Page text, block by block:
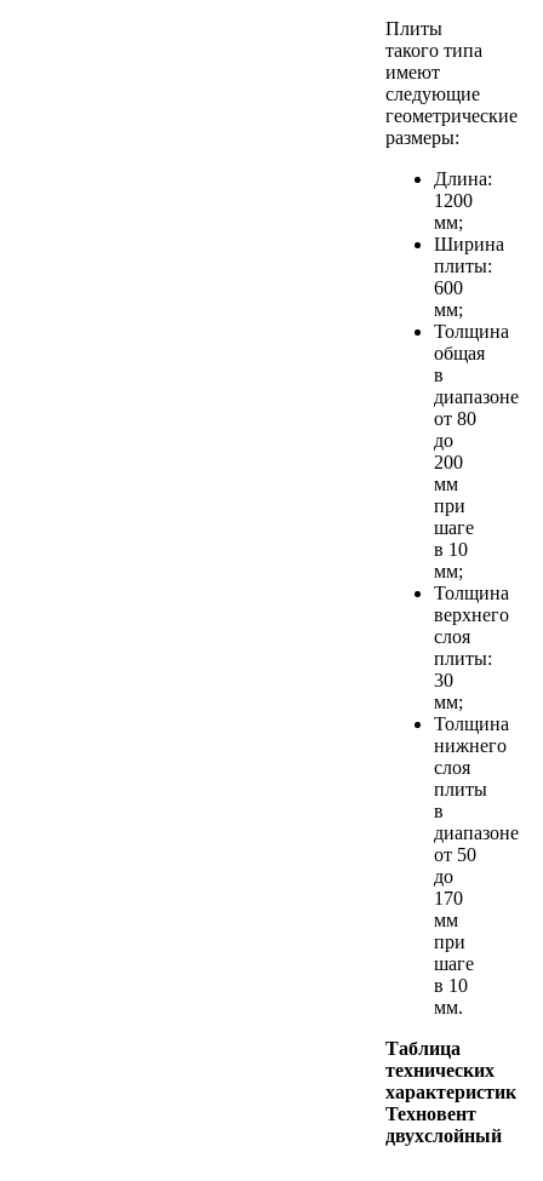
Плиты
такого типа
имеют
следующие
геометрические
размеры:
Длина:
1200
мм;
Ширина
плиты:
600
мм;
Толщина
общая
в
диапазоне
от 80
до
200
мм
при
шаге
в 10
мм;
Толщина
верхнего
слоя
плиты:
30
мм;
Толщина
нижнего
слоя
плиты
в
диапазоне
от 50
до
170
мм
при
шаге
в 10
мм.
Таблица
технических
характеристик
Техновент
двухслойный